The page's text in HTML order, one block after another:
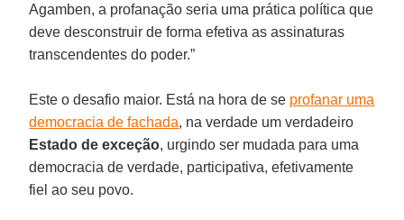
Agamben, a profanação seria uma prática política que
deve desconstruir de forma efetiva as assinaturas
transcendentes do poder.”
Este o desafio maior. Está na hora de se profanar uma
democracia de fachada, na verdade um verdadeiro
Estado de exceção, urgindo ser mudada para uma
democracia de verdade, participativa, efetivamente
fiel ao seu povo.